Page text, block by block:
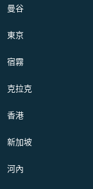
曼谷
東京
宿霧
克拉克
香港
新加坡
河內